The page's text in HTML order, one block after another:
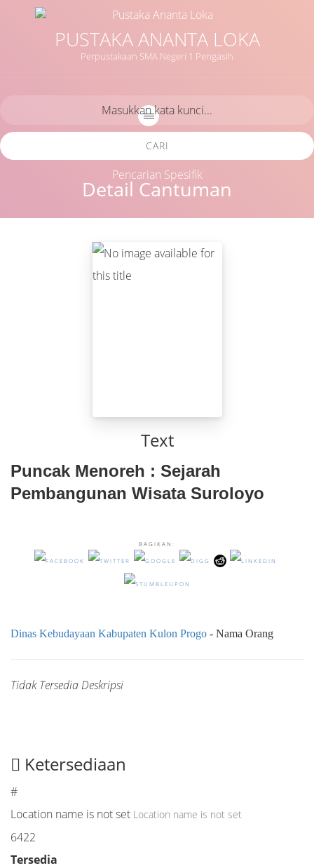
PUSTAKA ANANTA LOKA
Perpustakaan SMA Negeri 1 Pengasih
Detail Cantuman
CARI
Pencarian Spesifik
Text
Puncak Menoreh : Sejarah
Pembangunan Wisata Suroloyo
BAGIKAN:
Dinas Kebudayaan Kabupaten Kulon Progo - Nama Orang
Tidak Tersedia Deskripsi
Ketersediaan
#
Location name is not set Location name is not set
6422
Tersedia